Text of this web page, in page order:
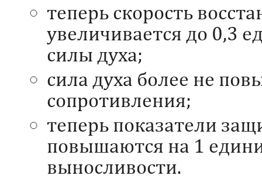
теперь скорость
увеличивается до 0,3
силы духа;
сила духа более не
сопротивления;
теперь показатели
повышаются на 1
выносливости.